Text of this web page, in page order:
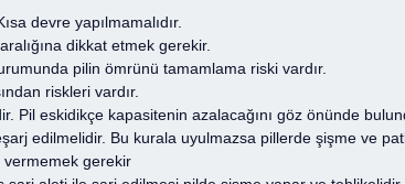
devre yapılmamalıdır.
dikkat etmek gerekir.
pilin ömrünü tamamlama riski vardır.
riskleri vardır.
Pil eskidikçe kapasitenin azalacağını göz önünde
edilmelidir. Bu kurala uyulmazsa pillerde şişme ve
vermemek gerekir